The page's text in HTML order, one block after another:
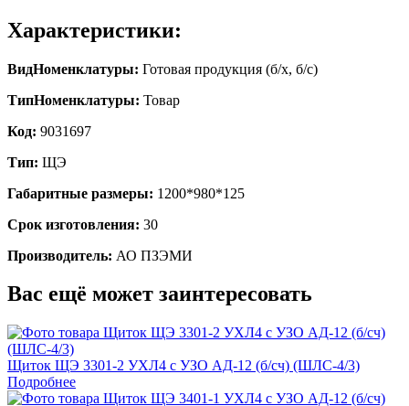
Характеристики:
ВидНоменклатуры: Готовая продукция (б/х, б/с)
ТипНоменклатуры: Товар
Код: 9031697
Тип: ЩЭ
Габаритные размеры: 1200*980*125
Срок изготовления: 30
Производитель: АО ПЗЭМИ
Вас ещё может заинтересовать
Щиток ЩЭ 3301-2 УХЛ4 с УЗО АД-12 (б/сч) (ШЛС-4/3)
Подробнее